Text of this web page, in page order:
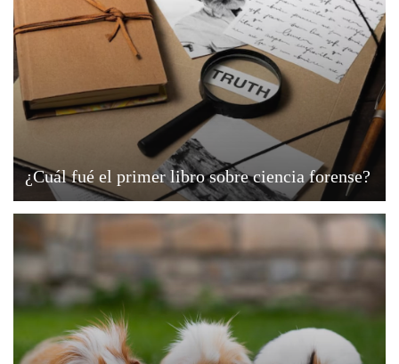
¿Cuál fué el primer libro sobre ciencia forense?